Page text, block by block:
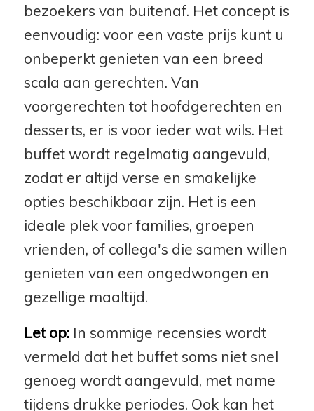
bezoekers van buitenaf. Het concept is
eenvoudig: voor een vaste prijs kunt u
onbeperkt genieten van een breed
scala aan gerechten. Van
voorgerechten tot hoofdgerechten en
desserts, er is voor ieder wat wils. Het
buffet wordt regelmatig aangevuld,
zodat er altijd verse en smakelijke
opties beschikbaar zijn. Het is een
ideale plek voor families, groepen
vrienden, of collega's die samen willen
genieten van een ongedwongen en
gezellige maaltijd.
Let op:In sommige recensies wordt
vermeld dat het buffet soms niet snel
genoeg wordt aangevuld, met name
tijdens drukke periodes. Ook kan het